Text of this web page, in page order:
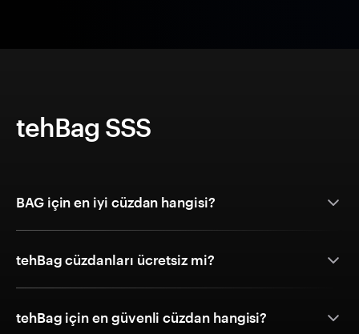
tehBag SSS
BAG için en iyi cüzdan hangisi?
tehBag cüzdanları ücretsiz mi?
tehBag için en güvenli cüzdan hangisi?